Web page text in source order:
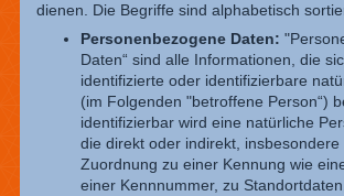
dienen. Die Begriffe sind alphabetisch
Personenbezogene Daten:
Daten“ sind alle Informationen, die
identifizierte oder identifizierbare
(im Folgenden "betroffene Person“)
identifizierbar wird eine natürliche
die direkt oder indirekt, insbesondere
Zuordnung zu einer Kennung wie
einer Kennnummer, zu